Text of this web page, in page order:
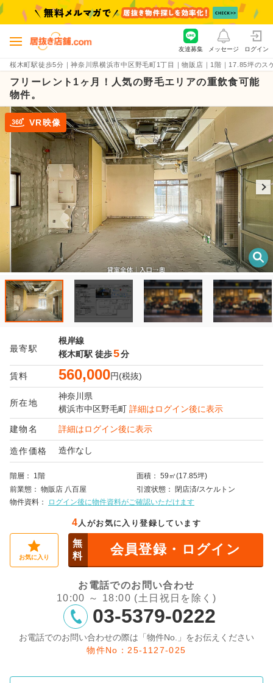
桜木町駅徒歩5分｜神奈川県横浜市中区野毛町1丁目｜物販店｜1階｜17.85坪の
友達募集 メッセージ ログイン
フリーレント1ヶ月！人気の野毛エリアの重飲食可能
物件。
VR映像
最寄駅
根岸線
桜木町駅 徒歩5分
賃料 560,000円(税抜)
所在地
神奈川県
横浜市中区野毛町 詳細はログイン後に表示
建物名 詳細はログイン後に表示
造作価格 造作なし
階層 1階 面積
59㎡(17.85坪)
前業態
物販店 八百屋 引渡状態
閉店済/スケルトン
物件資料
ログイン後に物件資料がご確認いただけます
4 人がお気に入り登録しています
お気に入り
無
料
会員登録・ログイン
お電話でのお問い合わせ
10:00 ～ 18:00 (土日祝日を除く)
03-5379-0222
お電話でのお問い合わせの際は「物件No.」をお伝えください
物件No：25-1127-025